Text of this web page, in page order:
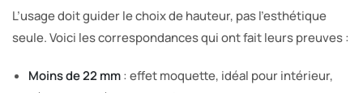
L’usage doit guider le choix de hauteur, pas l’esthétique
seule. Voici les correspondances qui ont fait leurs preuves :
Moins de 22 mm: effet moquette, idéal pour intérieur,